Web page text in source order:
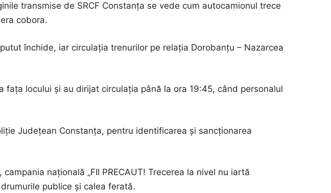
transmise de SRCF Constanța se vede cum autocamionul trece
cobora.
închide, iar circulația trenurilor pe relația Dorobanțu – Nazarcea
fața locului și au dirijat circulația până la ora 19:45, când personalul
Județean Constanța, pentru identificarea și sancționarea
națională „FII PRECAUT! Trecerea la nivel nu iartă
publice și calea ferată.